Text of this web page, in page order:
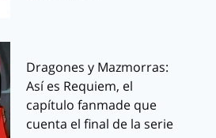
Dragones y Mazmorras:
Así es Requiem, el
capítulo fanmade que
cuenta el final de la serie